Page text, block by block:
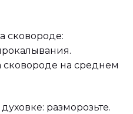
сковороде:
на среднем
разморозьте.